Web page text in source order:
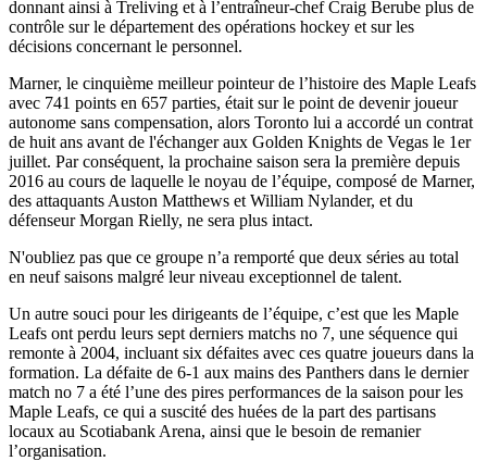
donnant ainsi à Treliving et à l’entraîneur-chef Craig Berube plus de
contrôle sur le département des opérations hockey et sur les
décisions concernant le personnel.
Marner, le cinquième meilleur pointeur de l’histoire des Maple Leafs
avec 741 points en 657 parties, était sur le point de devenir joueur
autonome sans compensation, alors Toronto lui a accordé un contrat
de huit ans avant de l'échanger aux Golden Knights de Vegas le 1er
juillet. Par conséquent, la prochaine saison sera la première depuis
2016 au cours de laquelle le noyau de l’équipe, composé de Marner,
des attaquants Auston Matthews et William Nylander, et du
défenseur Morgan Rielly, ne sera plus intact.
N'oubliez pas que ce groupe n’a remporté que deux séries au total
en neuf saisons malgré leur niveau exceptionnel de talent.
Un autre souci pour les dirigeants de l’équipe, c’est que les Maple
Leafs ont perdu leurs sept derniers matchs no 7, une séquence qui
remonte à 2004, incluant six défaites avec ces quatre joueurs dans la
formation. La défaite de 6-1 aux mains des Panthers dans le dernier
match no 7 a été l’une des pires performances de la saison pour les
Maple Leafs, ce qui a suscité des huées de la part des partisans
locaux au Scotiabank Arena, ainsi que le besoin de remanier
l’organisation.